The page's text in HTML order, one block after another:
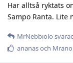
Har alltså ryktats
Sampo Ranta.
MrNebbiolo
ananasoch